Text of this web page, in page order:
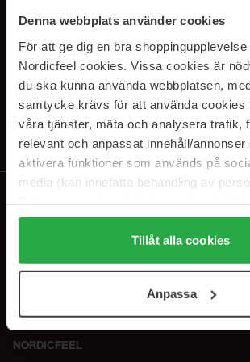
Denna webbplats använder cookies
För att ge dig en bra shoppingupplevelse
Nordicfeel cookies. Vissa cookies är
du ska kunna använda webbplatsen,
samtycke krävs för att använda cookies
våra tjänster, mäta och analysera trafik,
relevant och anpassat innehåll/
aktivera funktioner som används på
media (kan innefatta behandling av
Genom att trycka på "Tillåt alla cookies"
alla cookies, medan du under "Detaljer"
användningen av cookies. Du kan när
samt vår Integritetspolicy.
Tillåt alla cookies
Anpassa
PRENUMERERA PÅ VÅRA
NYHETSBREV
E-postadress
Genom att prenumerera accepterar du vår
NORDICFEEL